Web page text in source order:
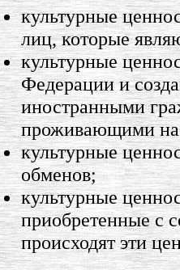
культурные
лиц, которые
культурные
Федерации и
иностранными
проживающими на
культурные
обменов;
культурные
приобретенные с
происходят эти